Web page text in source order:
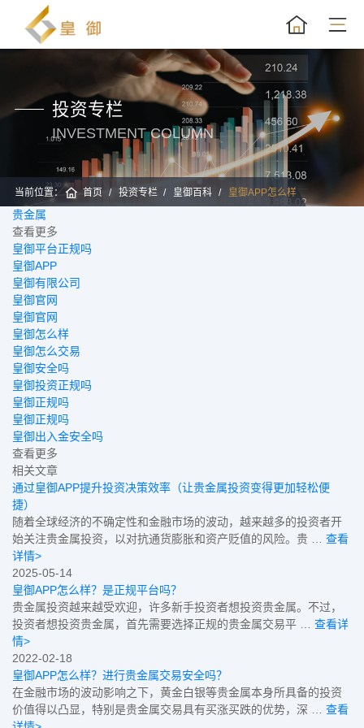
投资专栏
INVESTMENT COLUMN
当前位置： 首页 投资专栏 皇御百科 皇御APP怎么样
贵金属
查看更多
皇御平台正规吗
皇御APP
皇御有限公司
皇御官网
皇御官网
皇御怎么样
皇御怎么交易
皇御安全吗
皇御投资正规吗
皇御正规吗
皇御正规吗
皇御出入金安全吗
查看更多
相关文章
通过皇御APP提升投资决策效率（让贵金属投资变得更加轻松便
捷）
随着全球经济的不确定性和金融市场的波动，越来越多的投资者开
始关注贵金属投资，以对抗通货膨胀和资产贬值的风险。贵 … 查看
详情>
2025-05-14
皇御APP怎么样？是正规平台吗？
贵金属投资越来越受欢迎，许多新手投资者想投资贵金属。不过，
投资者想投资贵金属，首先需要选择正规的贵金属交易平 … 查看详
情>
2022-02-18
皇御APP怎么样？进行贵金属交易安全吗？
在金融市场的波动影响之下，黄金白银等贵金属本身所具备的投资
价值得以凸显，特别是贵金属交易具有买涨买跌的优势，深 … 查看